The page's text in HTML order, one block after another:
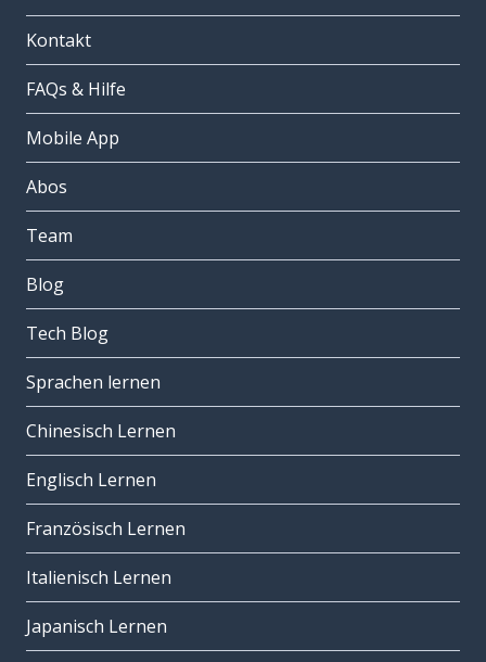
Kontakt
FAQs & Hilfe
Mobile App
Abos
Team
Blog
Tech Blog
Sprachen lernen
Chinesisch Lernen
Englisch Lernen
Französisch Lernen
Italienisch Lernen
Japanisch Lernen